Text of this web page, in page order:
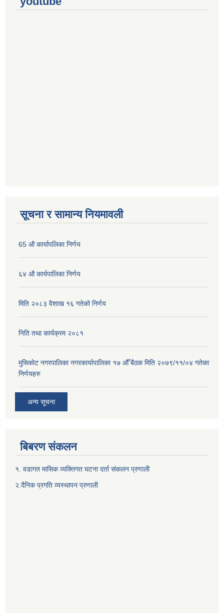
सूचना र सामान्य नियमावली
65 औ कार्यापलिका निर्णय
६४ औ कार्यपालिका निर्णय
मिति २०८३ वैशाख १६ गतेको निर्णय
निति तथा कार्यक्रम २०८१
मुसिकोट नगरपालिका नगरकार्यापालिका १७ औँ बैठक मिति २०७९/११/०४ गतेका
निर्णयहरु
अन्य सूचना
बिबरण संकलन
१. वडागत मासिक व्यक्तिगत घटना दर्ता संकलन प्रणाली
२.दैनिक प्रगति व्यस्थापन प्रणाली